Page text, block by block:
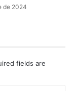
de 2024
fields are